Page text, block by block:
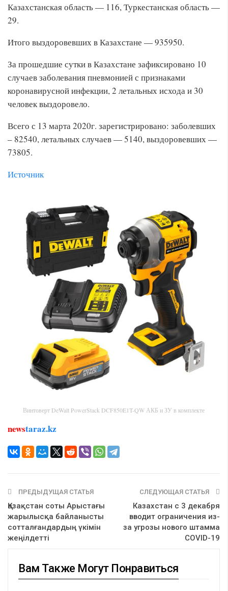
Казахстанская область — 116, Туркестанская область —
29.
Итого выздоровевших в Казахстане — 935950.
За прошедшие сутки в Казахстане зафиксировано 10
случаев заболевания пневмонией с признаками
коронавирусной инфекции, 2 летальных исхода и 30
человек выздоровело.
Всего с 13 марта 2020г. зарегистрировано: заболевших
– 82540, летальных случаев — 5140, выздоровевших —
73805.
Источник
Винтоверт DeWalt PowerStack DCF850E1T-QW АКБ и ЗУ в комплекте
newstaraz.kz
ПРЕДЫДУЩАЯ СТАТЬЯ
Қазақстан соты Арыстағы
жарылысқа байланысты
сотталғандардың үкімін
жеңілдетті
СЛЕДУЮЩАЯ СТАТЬЯ
Казахстан с 3 декабря
вводит ограничения из-
за угрозы нового штамма
COVID-19
Вам Также Могут Понравиться